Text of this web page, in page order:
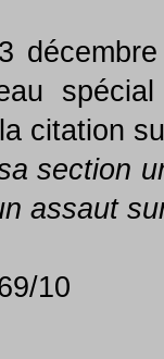
citation
section
assaut
10